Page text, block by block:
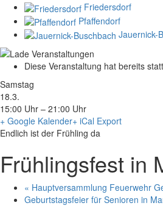
Friedersdorf
Pfaffendorf
Jauernick-
Diese Veranstaltung hat bereits
Samstag
18.3.
15:00 Uhr – 21:00 Uhr
+ Google Kalender+ iCal Export
Endlich ist der Frühling da
Frühlingsfest in
« Hauptversammlung Feuerwehr
Geburtstagsfeier für Senioren in